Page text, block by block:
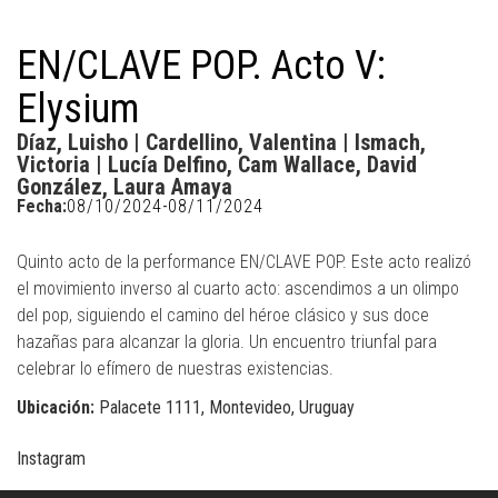
EN/CLAVE POP. Acto V:
Elysium
Díaz, Luisho | Cardellino, Valentina | Ismach,
Victoria | Lucía Delfino, Cam Wallace, David
González, Laura Amaya
Fecha:08/10/2024-08/11/2024
Quinto acto de la performance EN/CLAVE POP. Este acto realizó
el movimiento inverso al cuarto acto: ascendimos a un olimpo
del pop, siguiendo el camino del héroe clásico y sus doce
hazañas para alcanzar la gloria. Un encuentro triunfal para
celebrar lo efímero de nuestras existencias.
Ubicación: Palacete 1111, Montevideo, Uruguay
Instagram